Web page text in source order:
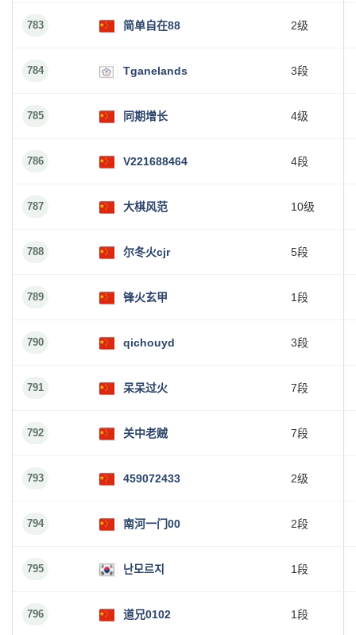
783 简单自在88 2级
784 Tganelands 3段
785 同期增长 4级
786 V221688464 4段
787 大棋风范 10级
788 尔冬火cjr 5段
789 锋火玄甲 1段
790 qichouyd 3段
791 呆呆过火 7段
792 关中老贼 7段
793 459072433 2级
794 南河一门00 2段
795 난모르지 1段
796 道兄0102 1段